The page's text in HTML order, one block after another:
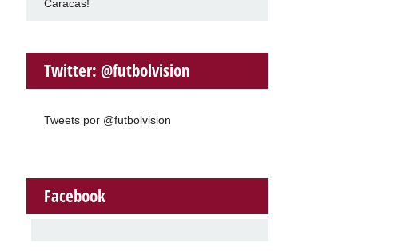
Caracas!
Twitter: @futbolvision
Tweets por @futbolvision
Facebook